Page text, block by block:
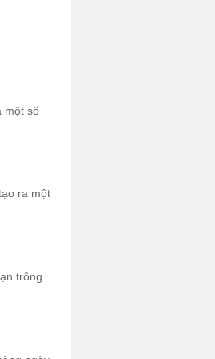
một số
ra một
trông